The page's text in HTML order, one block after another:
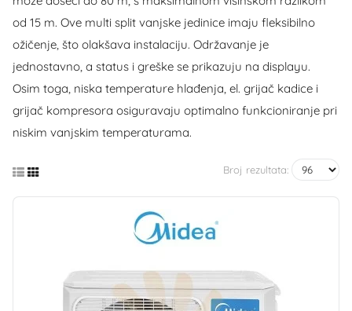
od 15 m. Ove multi split vanjske jedinice imaju fleksibilno
ožičenje, što olakšava instalaciju. Održavanje je
jednostavno, a status i greške se prikazuju na displayu.
Osim toga, niska temperature hlađenja, el. grijač kadice i
grijač kompresora osiguravaju optimalno funkcioniranje pri
niskim vanjskim temperaturama.
Broj rezultata: